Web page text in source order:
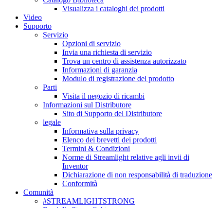
Visualizza i cataloghi dei prodotti
Video
Supporto
Servizio
Opzioni di servizio
Invia una richiesta di servizio
Trova un centro di assistenza autorizzato
Informazioni di garanzia
Modulo di registrazione del prodotto
Parti
Visita il negozio di ricambi
Informazioni sul Distributore
Sito di Supporto del Distributore
legale
Informativa sulla privacy
Elenco dei brevetti dei prodotti
Termini & Condizioni
Norme di Streamlight relative agli invii di
Inventor
Dichiarazione di non responsabilità di traduzione
Conformità
Comunità
#STREAMLIGHTSTRONG